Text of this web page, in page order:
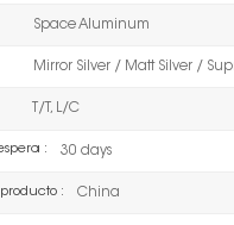
Space Aluminum
Mirror Silver / Matt Silver /
T/T, L/C
: 30 days
: China